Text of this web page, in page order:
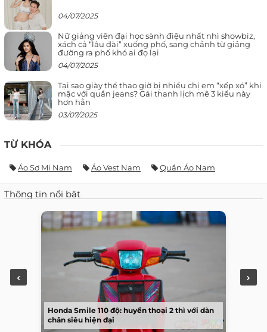
04/07/2025
Nữ giảng viên đại học sành điệu nhất nhì showbiz,
xách cả “lâu đài” xuống phố, sang chảnh từ giảng
đường ra phố khó ai đọ lại
04/07/2025
Tại sao giày thể thao giờ bị nhiều chị em “xếp xó” khi
mặc với quần jeans? Gái thanh lịch mê 3 kiểu này
hơn hẳn
03/07/2025
TỪ KHÓA
Áo Sơ Mi Nam Áo Vest Nam Quần Áo Nam
Thông tin nổi bật
Honda Smile 110 độ: huyền thoại 2 thì với dàn
chân siêu hiện đại